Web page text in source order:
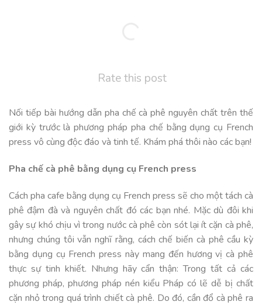
Rate this post
Nối tiếp bài hướng dẫn pha chế cà phê nguyên chất trên thế
giới kỳ trước là phương pháp pha chế bằng dụng cụ French
press vô cùng độc đáo và tinh tế. Khám phá thôi nào các bạn!
Pha chế cà phê bằng dụng cụ French press
Cách pha cafe bằng dụng cụ French press sẽ cho một tách cà
phê đậm đà và nguyên chất đó các bạn nhé. Mặc dù đôi khi
gây sự khó chịu vì trong nước cà phê còn sót lại ít cặn cà phê,
nhưng chúng tôi vẫn nghĩ rằng, cách chế biến cà phê cầu kỳ
bằng dụng cụ French press này mang đến hương vị cà phê
thực sự tinh khiết. Nhưng hãy cẩn thận: Trong tất cả các
phương pháp, phương pháp nén kiểu Pháp có lẽ dễ bị chất
cặn nhỏ trong quá trình chiết cà phê. Do đó, cần đổ cà phê ra